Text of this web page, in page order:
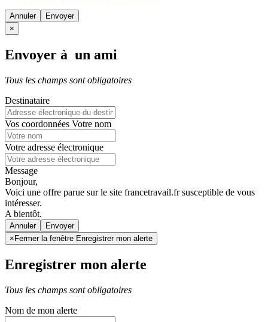
Annuler
×
Envoyer à un ami
Tous les champs sont obligatoires
Destinataire
Vos coordonnées Votre nom
Votre adresse électronique
Message
Bonjour,
Voici une offre parue sur le site francetravail.fr susceptible de vous
intéresser.
A bientôt.
Annuler
× Fermer la fenêtre Enregistrer mon alerte
Enregistrer mon alerte
Tous les champs sont obligatoires
Nom de mon alerte